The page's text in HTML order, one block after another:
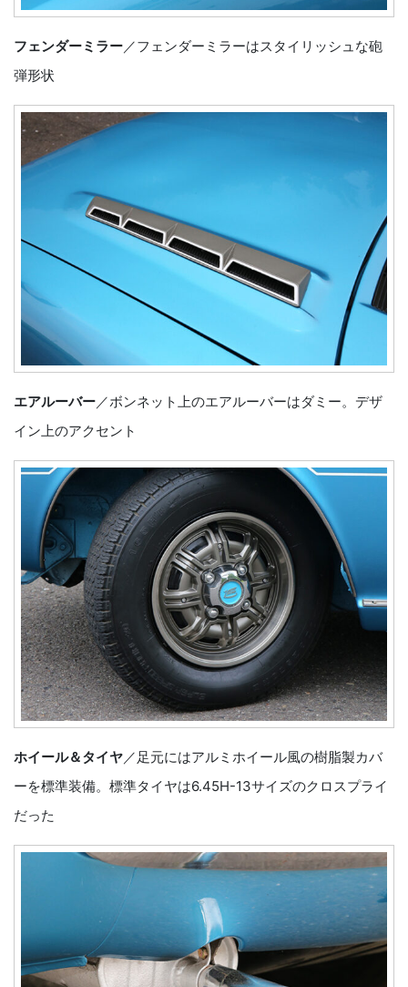
フェンダーミラー／フェンダーミラーはスタイリッシュな砲
弾形状
エアルーバー／ボンネット上のエアルーバーはダミー。デザ
イン上のアクセント
ホイール＆タイヤ／足元にはアルミホイール風の樹脂製カバ
ーを標準装備。標準タイヤは6.45H-13サイズのクロスプライ
だった